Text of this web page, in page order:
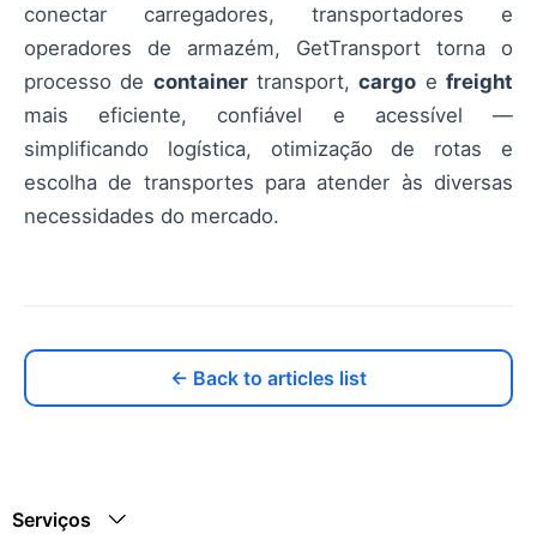
conectar carregadores, transportadores e
operadores de armazém, GetTransport torna o
processo de containertransport,cargo efreight
mais eficiente, confiável e acessível —
simplificando logística, otimização de rotas e
escolha de transportes para atender às diversas
necessidades do mercado.
← Back to articles list
Serviços